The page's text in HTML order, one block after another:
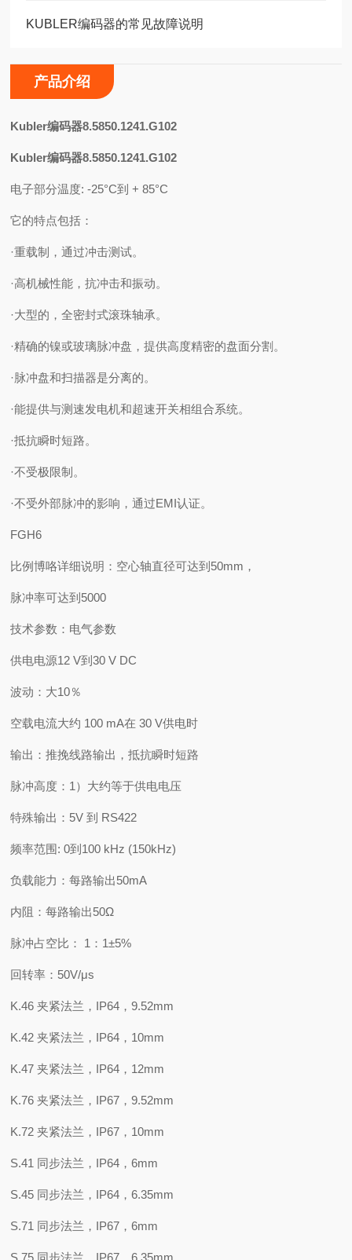
KUBLER编码器的常见故障说明
产品介绍
Kubler编码器8.5850.1241.G102
Kubler编码器8.5850.1241.G102
电子部分温度: -25°C到 + 85°C
它的特点包括：
·重载制，通过冲击测试。
·高机械性能，抗冲击和振动。
·大型的，全密封式滚珠轴承。
·精确的镍或玻璃脉冲盘，提供高度精密的盘面分割。
·脉冲盘和扫描器是分离的。
·能提供与测速发电机和超速开关相组合系统。
·抵抗瞬时短路。
·不受极限制。
·不受外部脉冲的影响，通过EMI认证。
FGH6
比例博咯详细说明：空心轴直径可达到50mm，
脉冲率可达到5000
技术参数：电气参数
供电电源12 V到30 V DC
波动：大10％
空载电流大约 100 mA在 30 V供电时
输出：推挽线路输出，抵抗瞬时短路
脉冲高度：1）大约等于供电电压
特殊输出：5V 到 RS422
频率范围: 0到100 kHz (150kHz)
负载能力：每路输出50mA
内阻：每路输出50Ω
脉冲占空比： 1：1±5%
回转率：50V/μs
K.46 夹紧法兰，IP64，9.52mm
K.42 夹紧法兰，IP64，10mm
K.47 夹紧法兰，IP64，12mm
K.76 夹紧法兰，IP67，9.52mm
K.72 夹紧法兰，IP67，10mm
S.41 同步法兰，IP64，6mm
S.45 同步法兰，IP64，6.35mm
S.71 同步法兰，IP67，6mm
S.75 同步法兰，IP67，6.35mm